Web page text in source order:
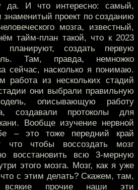
да. И что интересно: самый,
проект по созданию
мозга, известный,
тайм-план такой, что к 2023
создать первую
Там, правда, немножко
сейчас, насколько я понимаю.
из нескольких стадий
они выбрали правильную
описывающую работу
создавали протоколы для
Вообще изучение нервной
– это тоже передний край
что чтобы воссоздать мозг
восстановить всю 3-мерную
этого мозга. Мозг, как я уже
с этим делать? Скажем, там,
прочие наши эти